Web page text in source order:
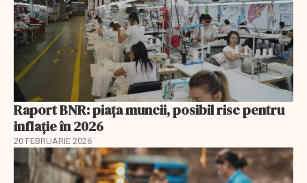
Raport BNR: piața muncii, posibil risc pentru
inflație în 2026
20 FEBRUARIE 2026